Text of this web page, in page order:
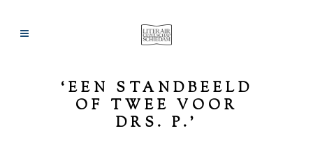
‘EEN STANDBEELD
OF TWEE VOOR
DRS. P.’